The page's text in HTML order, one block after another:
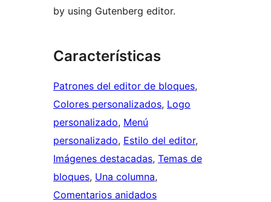
by using Gutenberg editor.
Características
Patrones del editor de bloques
Colores personalizados, Logo
personalizado, Menú
personalizado, Estilo del editor
Imágenes destacadas, Temas de
bloques, Una columna
Comentarios anidados